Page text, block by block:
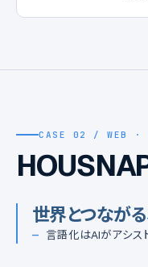
CASE 02 / WEB ·
世界とつながる
— 言語化はAIがアシス